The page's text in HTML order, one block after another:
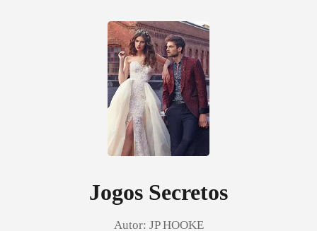
Jogos Secretos
Autor: JP HOOKE